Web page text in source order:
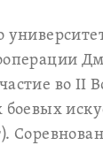
во II
боевых